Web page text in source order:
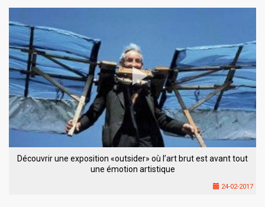
Découvrir une exposition «outsider» où l’art brut est avant tout
une émotion artistique
24-02-2017